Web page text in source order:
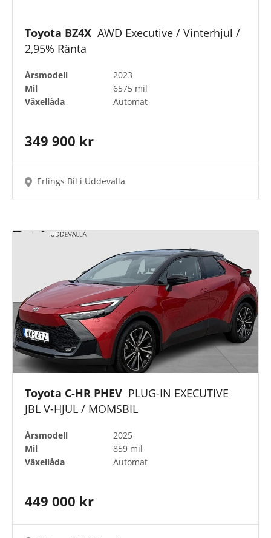
Toyota BZ4X AWD Executive / Vinterhjul /
2,95% Ränta
Årsmodell
2023
Mil
6575 mil
Växellåda
Automat
349 900 kr
Erlings Bil i Uddevalla
Toyota C-HR PHEV PLUG-IN EXECUTIVE
JBL V-HJUL / MOMSBIL
Årsmodell
2025
Mil
859 mil
Växellåda
Automat
449 000 kr